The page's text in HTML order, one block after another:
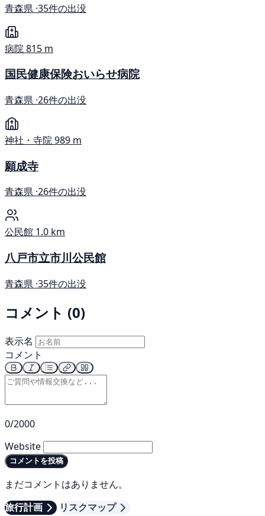
青森県 ·35件の出没
病院815 m
国民健康保険おいらせ病院
青森県 ·26件の出没
神社・寺院989 m
願成寺
青森県 ·26件の出没
公民館 1.0 km
八戸市立市川公民館
青森県 ·35件の出没
コメント (0)
表示名
コメント
0/2000
Website
コメントを投稿
まだコメントはありません。
旅行計画
リスクマップ